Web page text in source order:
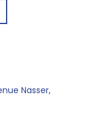
Nasser,